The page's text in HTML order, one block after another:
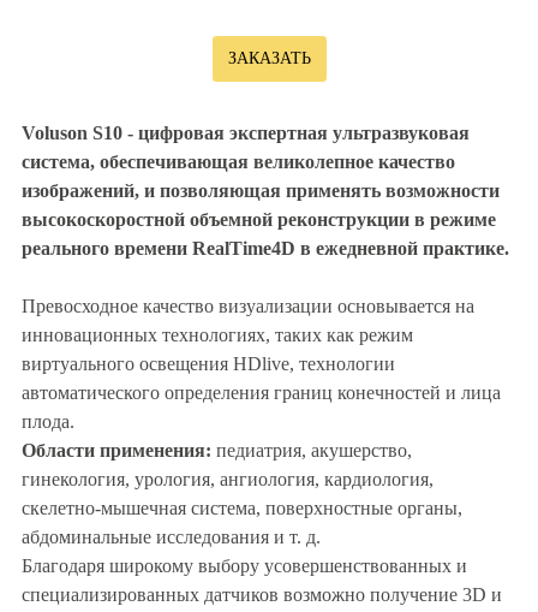
ЗАКАЗАТЬ
Voluson S10 - цифровая экспертная ультразвуковая
система, обеспечивающая великолепное качество
изображений, и позволяющая применять возможности
высокоскоростной объемной реконструкции в режиме
реального времени RealTime4D в ежедневной практике.
Превосходное качество визуализации основывается на
инновационных технологиях, таких как режим
виртуального освещения HDlive, технологии
автоматического определения границ конечностей и лица
плода.
Области применения: педиатрия, акушерство,
гинекология, урология, ангиология, кардиология,
скелетно-мышечная система, поверхностные органы,
абдоминальные исследования и т. д.
Благодаря широкому выбору усовершенствованных и
специализированных датчиков возможно получение 3D и